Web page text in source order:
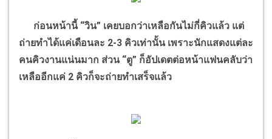
ก่อนหน้านี้ “วิน” เคยบอกว่าเหลือกันไม่กี่คิวแล้ว แต่
ถ่ายทำได้แค่เดือนละ 2-3 คิวเท่านั้น เพราะนักแสดงแต่ละ
คนคิวงานแน่นมาก ส่วน “ตู” ก็อัปเดตต่อหน้าแฟนคลับว่า
เหลืออีกแค่ 2 คิวก็จะถ่ายทำเสร็จแล้ว